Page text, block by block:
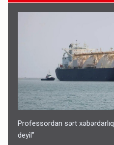
Bu şəxslərin müavinəti LƏĞV
11:46
Professordan sərt
deyil”